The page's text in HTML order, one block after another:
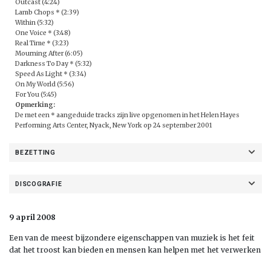
Outcast (4:24)
Lamb Chops * (2:39)
Within (5:32)
One Voice * (3:48)
Real Time * (3:23)
Mourning After (6:05)
Darkness To Day * (5:32)
Speed As Light * (3:34)
On My World (5:56)
For You (5:45)
Opmerking:
De met een * aangeduide tracks zijn live opgenomen in het Helen Hayes
Performing Arts Center, Nyack, New York op 24 september 2001
BEZETTING
DISCOGRAFIE
9 april 2008
Een van de meest bijzondere eigenschappen van muziek is het feit
dat het troost kan bieden en mensen kan helpen met het verwerken